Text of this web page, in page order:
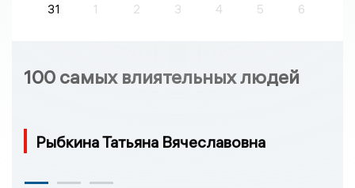
31
1 2 3 4 5 6
100 самых влиятельных людей
Рыбкина Татьяна Вячеславовна